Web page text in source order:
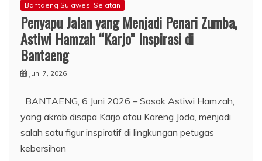
Bantaeng Sulawesi Selatan
Penyapu Jalan yang Menjadi Penari Zumba,
Astiwi Hamzah “Karjo” Inspirasi di
Bantaeng
Juni 7, 2026
BANTAENG, 6 Juni 2026 – Sosok Astiwi Hamzah,
yang akrab disapa Karjo atau Kareng Joda, menjadi
salah satu figur inspiratif di lingkungan petugas
kebersihan